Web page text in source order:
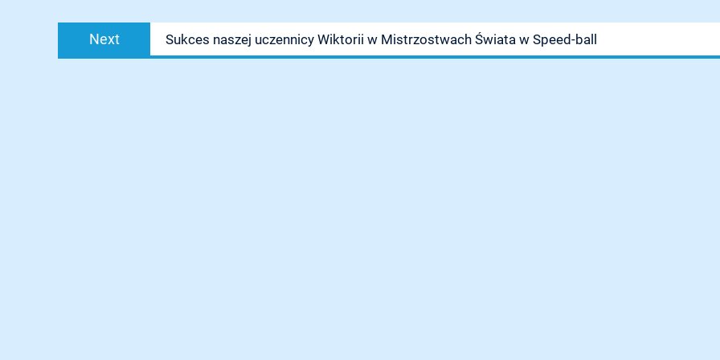
Next
Next
post:
Sukces naszej uczennicy Wiktorii w Mistrzostwach Świata w Speed-ball